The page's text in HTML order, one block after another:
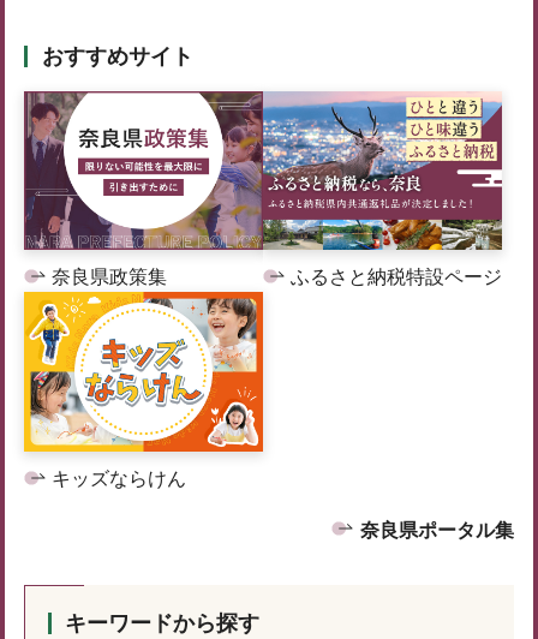
おすすめサイト
奈良県政策集 ふるさと納税特設ページ
キッズならけん
奈良県ポータル集
キーワードから探す